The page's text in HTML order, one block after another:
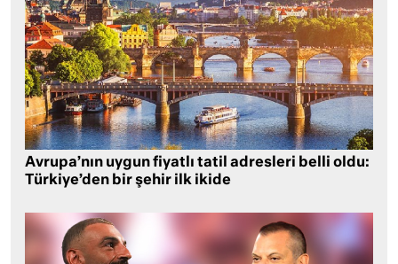
Avrupa’nın uygun fiyatlı tatil adresleri belli oldu:
Türkiye’den bir şehir ilk ikide